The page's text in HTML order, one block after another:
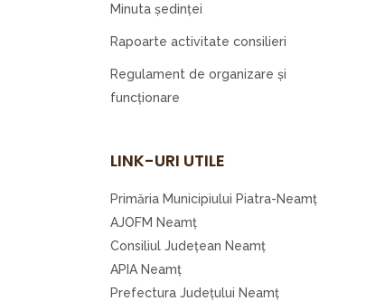
Minuta şedinţei
Rapoarte activitate consilieri
Regulament de organizare şi
funcţionare
LINK-URI UTILE
Primăria Municipiului Piatra-Neamţ
AJOFM Neamţ
Consiliul Judeţean Neamţ
APIA Neamţ
Prefectura Judeţului Neamţ